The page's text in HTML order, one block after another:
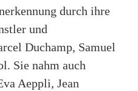
durch ihre
und
Duchamp, Samuel
Sie nahm auch
Aeppli, Jean